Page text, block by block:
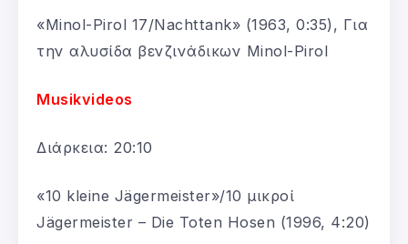
«Minol-Pirol 17/Nachttank» (1963, 0:35), Για
την αλυσίδα βενζινάδικων Minol-Pirol
Musikvideos
Διάρκεια: 20:10
«10 kleine Jägermeister»/10 μικροί
Jägermeister – Die Toten Hosen (1996, 4:20)